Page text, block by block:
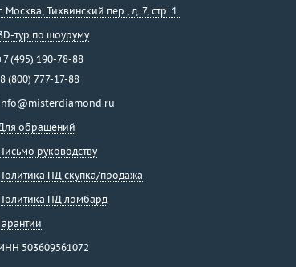
Москва, Тихвинский пер., д. 7, стр. 1.
тур по шоуруму
(495) 190-78-88
8 (800) 777-17-88
обращений
руководству
ПД скупка/продажа
ПД ломбард
503609561072